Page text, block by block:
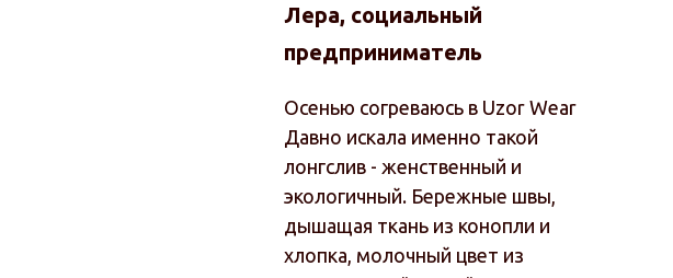
Лера, социальный
предприниматель
Осенью согреваюсь в Uzor Wear
Давно искала именно такой
лонгслив - женственный и
экологичный. Бережные швы,
дышащая ткань из конопли и
хлопка, молочный цвет из